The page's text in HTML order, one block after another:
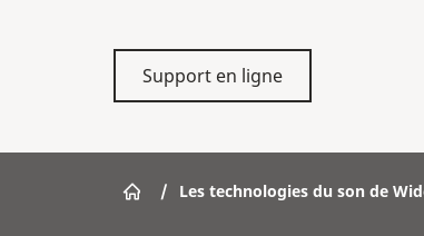
Support en ligne
/ Les technologies du son de